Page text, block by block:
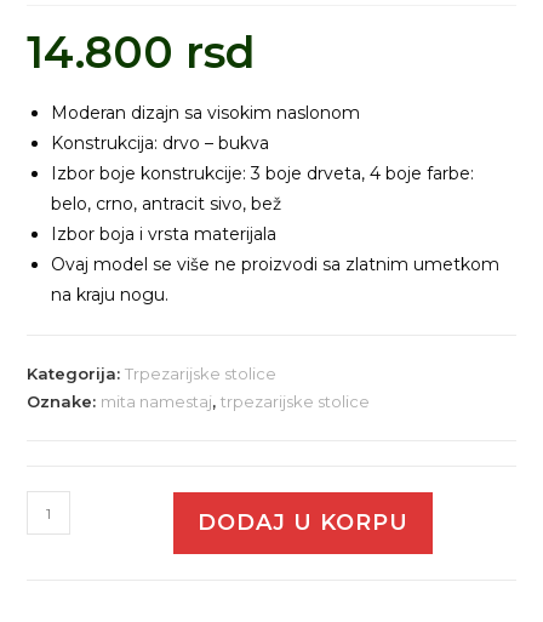
14.800 rsd
Moderan dizajn sa visokim naslonom
Konstrukcija: drvo – bukva
Izbor boje konstrukcije: 3 boje drveta, 4 boje farbe:
belo, crno, antracit sivo, bež
Izbor boja i vrsta materijala
Ovaj model se više ne proizvodi sa zlatnim umetkom
na kraju nogu.
Kategorija:Trpezarijske stolice
Oznake: mita namestaj,trpezarijske stolice
DODAJ U KORPU